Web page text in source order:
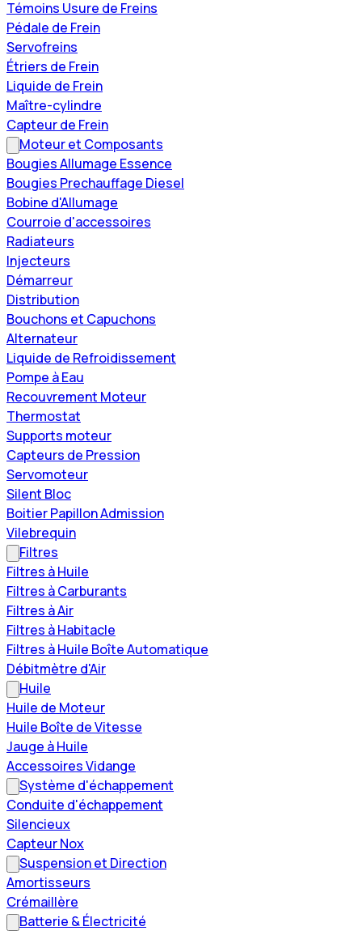
Témoins Usure de Freins
Pédale de Frein
Servofreins
Étriers de Frein
Liquide de Frein
Maître-cylindre
Capteur de Frein
Moteur et Composants
Bougies Allumage Essence
Bougies Prechauffage Diesel
Bobine d'Allumage
Courroie d'accessoires
Radiateurs
Injecteurs
Démarreur
Distribution
Bouchons et Capuchons
Alternateur
Liquide de Refroidissement
Pompe à Eau
Recouvrement Moteur
Thermostat
Supports moteur
Capteurs de Pression
Servomoteur
Silent Bloc
Boitier Papillon Admission
Vilebrequin
Filtres
Filtres à Huile
Filtres à Carburants
Filtres à Air
Filtres à Habitacle
Filtres à Huile Boîte Automatique
Débitmètre d'Air
Huile
Huile de Moteur
Huile Boîte de Vitesse
Jauge à Huile
Accessoires Vidange
Système d'échappement
Conduite d'échappement
Silencieux
Capteur Nox
Suspension et Direction
Amortisseurs
Crémaillère
Batterie & Électricité